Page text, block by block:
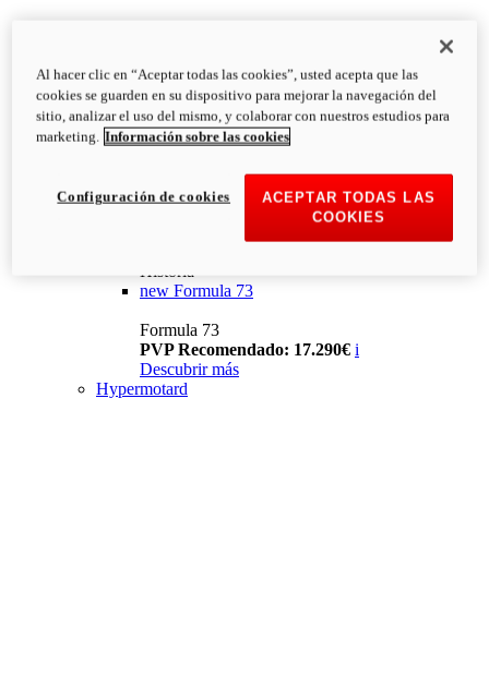
Historia
new Formula 73
Formula 73
PVP Recomendado: 17.290€ i
Descubrir más
Hypermotard
Al hacer clic en “Aceptar todas las cookies”, usted acepta que las
cookies se guarden en su dispositivo para mejorar la navegación del
sitio, analizar el uso del mismo, y colaborar con nuestros estudios para
marketing. Información sobre las cookies
ACEPTAR TODAS LAS
COOKIES
Configuración de cookies